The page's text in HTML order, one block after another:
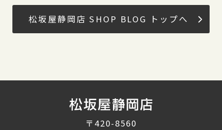
松坂屋静岡店 SHOP BLOG トップへ
〒420-8560